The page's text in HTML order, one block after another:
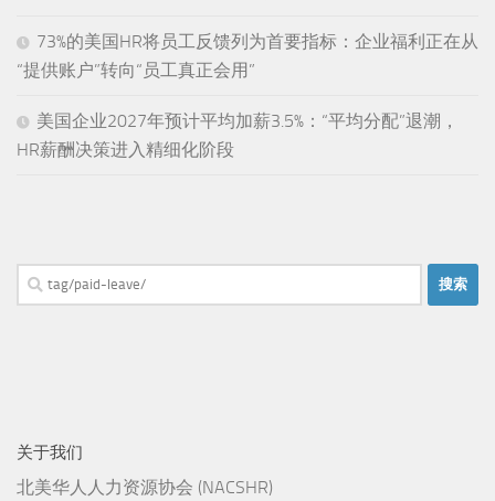
73%的美国HR将员工反馈列为首要指标：企业福利正在从
“提供账户”转向“员工真正会用”
美国企业2027年预计平均加薪3.5%：“平均分配”退潮，
HR薪酬决策进入精细化阶段
搜
索：
关于我们
北美华人人力资源协会 (NACSHR)